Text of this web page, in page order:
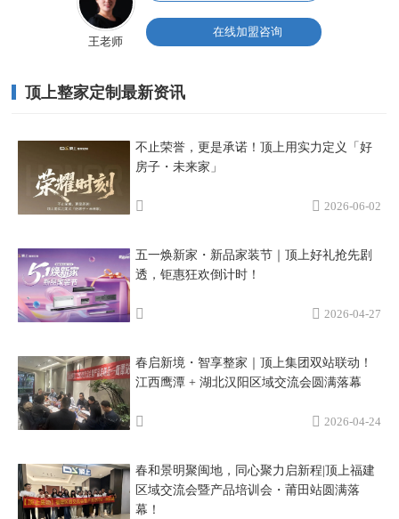
王老师
在线加盟咨询
顶上整家定制最新资讯
不止荣誉，更是承诺！顶上用实力定义「好
房子・未来家」
2026-06-02
五一焕新家・新品家装节｜顶上好礼抢先剧
透，钜惠狂欢倒计时！
2026-04-27
春启新境・智享整家｜顶上集团双站联动！
江西鹰潭 + 湖北汉阳区域交流会圆满落幕
2026-04-24
春和景明聚闽地，同心聚力启新程|顶上福建
区域交流会暨产品培训会・莆田站圆满落
幕！